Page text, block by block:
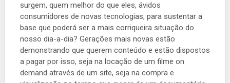
surgem, quem melhor do que eles, ávidos
consumidores de novas tecnologias, para sustentar a
base que poderá ser a mais corriqueira situação do
nosso dia-a-dia? Gerações mais novas estão
demonstrando que querem conteúdo e estão dispostos
a pagar por isso, seja na locação de um filme on
demand através de um site, seja na compra e